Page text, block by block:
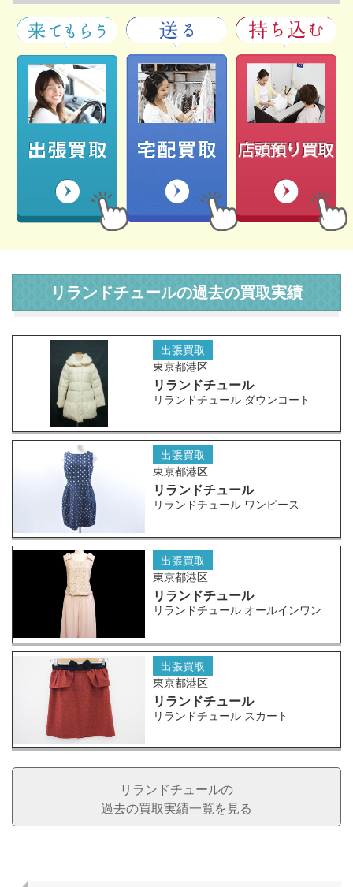
リランドチュールの過去の買取実績
出張買取
東京都港区
リランドチュール
リランドチュール ダウンコート
出張買取
東京都港区
リランドチュール
リランドチュール ワンピース
出張買取
東京都港区
リランドチュール
リランドチュール オールインワン
出張買取
東京都港区
リランドチュール
リランドチュール スカート
リランドチュールの
過去の買取実績一覧を見る